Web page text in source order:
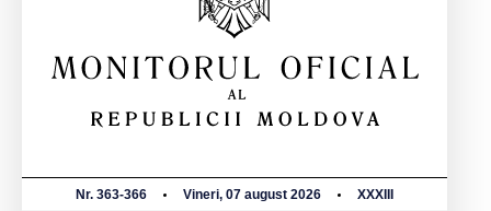
Nr. 363-366 Vineri, 07 august 2026 XXXIII